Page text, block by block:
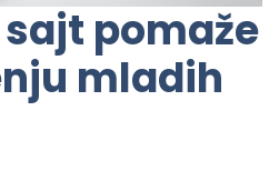
pomaže
mladih